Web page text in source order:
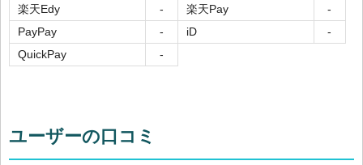
楽天Edy
- 楽天Pay
-
PayPay
- iD
-
QuickPay
-
ユーザーの口コミ